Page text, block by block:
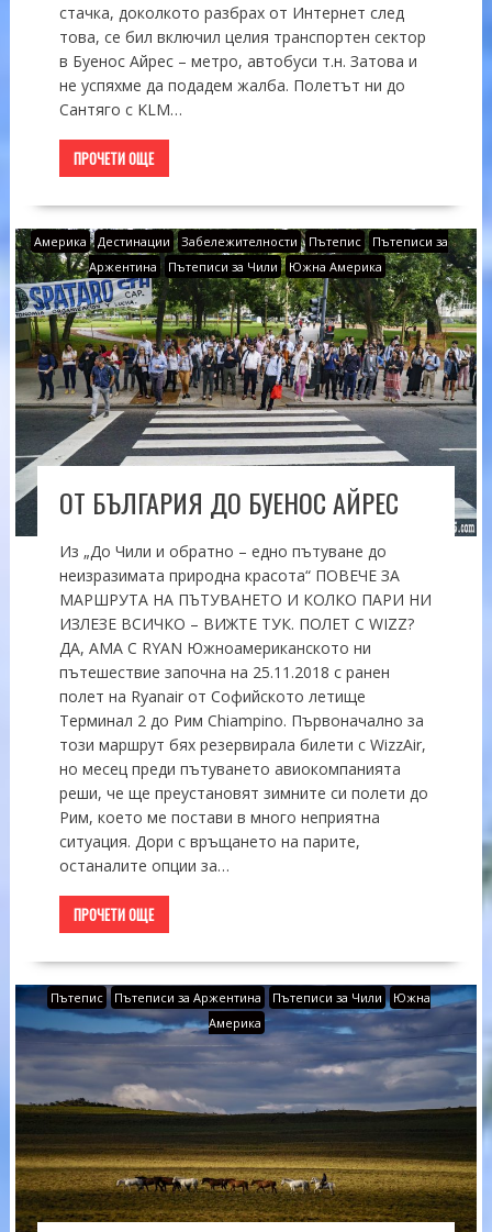
стачка, доколкото разбрах от Интернет след
това, се бил включил целия транспортен сектор
в Буенос Айрес – метро, автобуси т.н. Затова и
не успяхме да подадем жалба. Полетът ни до
Сантяго с KLM…
ПРОЧЕТИ ОЩЕ
Америка Дестинации Забележителности Пътепис
Пътеписи за
Аржентина
Пътеписи за Чили Южна Америка
ОТ БЪЛГАРИЯ ДО БУЕНОС АЙРЕС
Из „До Чили и обратно – едно пътуване до
неизразимата природна красота“ ПОВЕЧЕ ЗА
МАРШРУТА НА ПЪТУВАНЕТО И КОЛКО ПАРИ НИ
ИЗЛЕЗЕ ВСИЧКО – ВИЖТЕ ТУК. ПОЛЕТ С WIZZ?
ДА, АМА С RYAN Южноамериканското ни
пътешествие започна на 25.11.2018 с ранен
полет на Ryanair от Софийското летище
Терминал 2 до Рим Chiampino. Първоначално за
този маршрут бях резервирала билети с WizzAir,
но месец преди пътуването авиокомпанията
реши, че ще преустановят зимните си полети до
Рим, което ме постави в много неприятна
ситуация. Дори с връщането на парите,
останалите опции за…
ПРОЧЕТИ ОЩЕ
Пътепис Пътеписи за Аржентина Пътеписи за Чили
Южна
Америка